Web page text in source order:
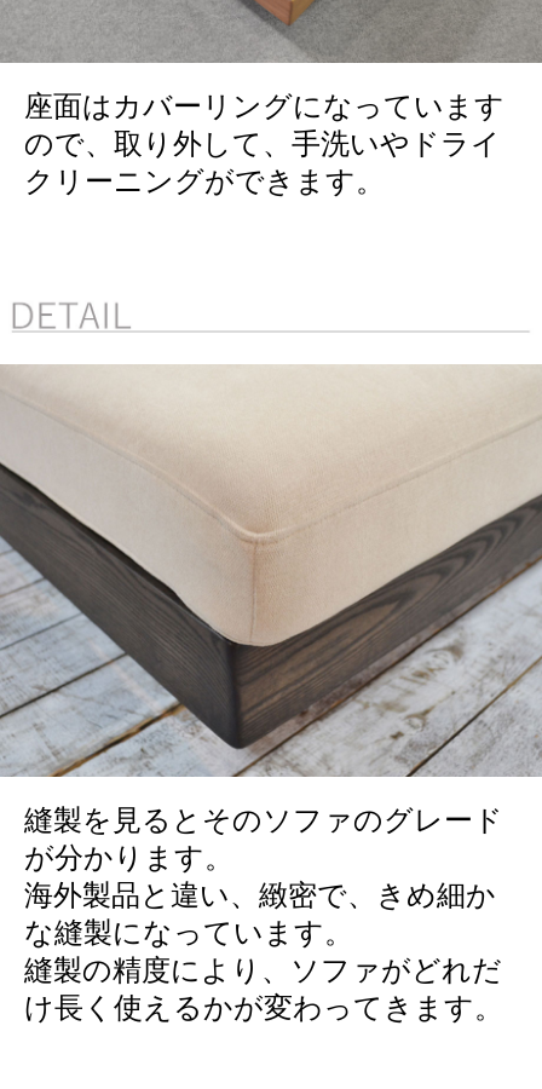
座面はカバーリングになっています
ので、取り外して、手洗いやドライ
クリーニングができます。
縫製を見るとそのソファのグレード
が分かります。
海外製品と違い、緻密で、きめ細か
な縫製になっています。
縫製の精度により、ソファがどれだ
け長く使えるかが変わってきます。